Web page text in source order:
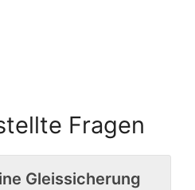
Fragen
Gleissicherung